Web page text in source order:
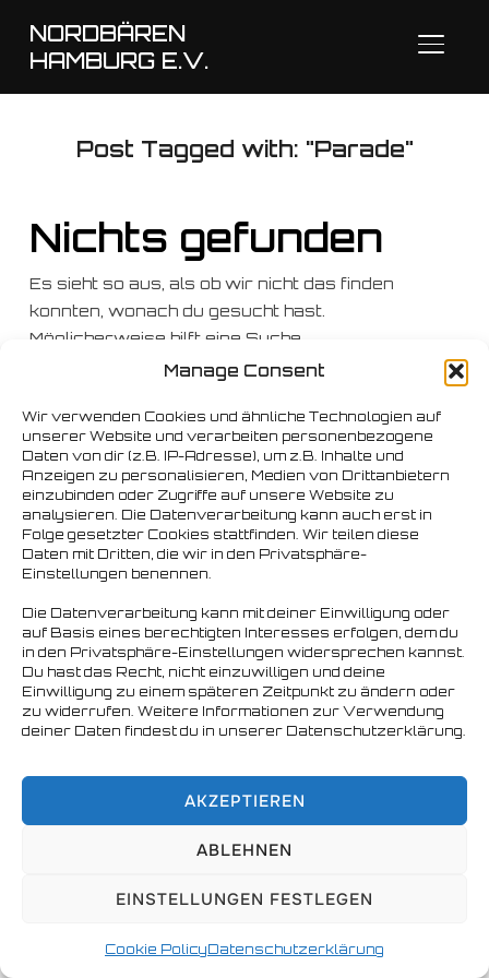
Manage Consent
Wir verwenden Cookies und ähnliche Technologien auf
unserer Website und verarbeiten personenbezogene
Daten von dir (z.B. IP-Adresse), um z.B. Inhalte und
Anzeigen zu personalisieren, Medien von Drittanbietern
einzubinden oder Zugriffe auf unsere Website zu
analysieren. Die Datenverarbeitung kann auch erst in
Folge gesetzter Cookies stattfinden. Wir teilen diese
Daten mit Dritten, die wir in den Privatsphäre-
Einstellungen benennen.
Die Datenverarbeitung kann mit deiner Einwilligung oder
auf Basis eines berechtigten Interesses erfolgen, dem du
in den Privatsphäre-Einstellungen widersprechen kannst.
Du hast das Recht, nicht einzuwilligen und deine
Einwilligung zu einem späteren Zeitpunkt zu ändern oder
zu widerrufen. Weitere Informationen zur Verwendung
deiner Daten findest du in unserer Datenschutzerklärung.
AKZEPTIEREN
ABLEHNEN
EINSTELLUNGEN FESTLEGEN
Cookie PolicyDatenschutzerklärung
NORDBÄREN
HAMBURG E.V.
Post Tagged with: "Parade"
Nichts gefunden
Es sieht so aus, als ob wir nicht das finden
konnten, wonach du gesucht hast.
Möglicherweise hilft eine Suche.
Copyright © 2026 Nordbären Hamburg e.V.